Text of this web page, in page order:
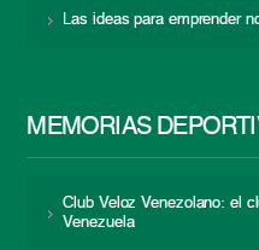
Las ideas para emprender
MEMORIAS
Club Veloz Venezolano: el
Venezuela